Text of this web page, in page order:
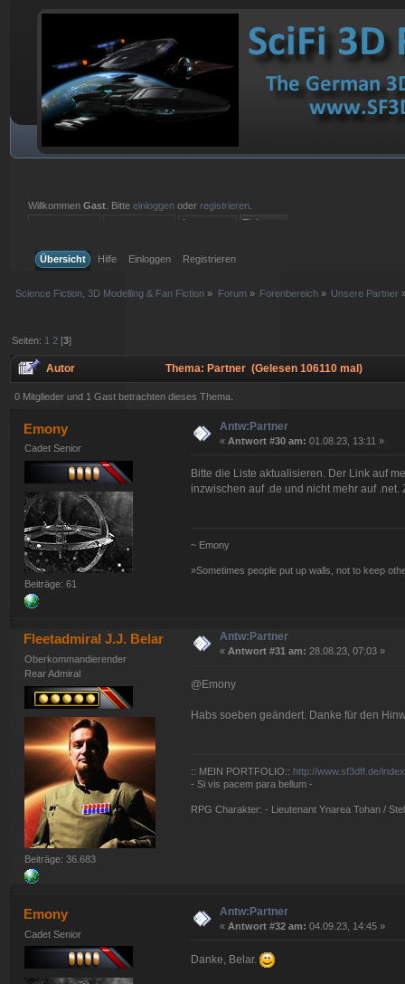
WillkommenGast . Bitteeinloggen oder registrieren
Übersicht
Hilfe Einloggen Registrieren
Science Fiction, 3D Modelling & Fan Fiction » Forum» Forenbereich » Unsere Partner
Seiten: 1 2 [3]
Autor Thema: Partner (Gelesen 106110 mal)
0 Mitglieder und 1 Gast betrachten dieses Thema.
Emony
Cadet Senior
Beiträge: 61
Antw:Partner
« Antwort #30 am: 01.08.23, 13:11 »
Bitte die Liste aktualisieren. Der Link auf
inzwischen auf .de und nicht mehr auf
~ Emony
»Sometimes people put up walls, not to keep
Fleetadmiral J.J. Belar
Oberkommandierender
Rear Admiral
Beiträge: 36.683
Antw:Partner
« Antwort #31 am: 28.08.23, 07:03 »
@Emony
Habs soeben geändert. Danke für den
:: MEIN PORTFOLIO:: http://www.sf3dff.de/
- Si vis pacem para bellum -
RPG Charakter: - Lieutenant Ynarea Tohan /
Emony
Cadet Senior
Antw:Partner
« Antwort #32 am: 04.09.23, 14:45 »
Danke, Belar.